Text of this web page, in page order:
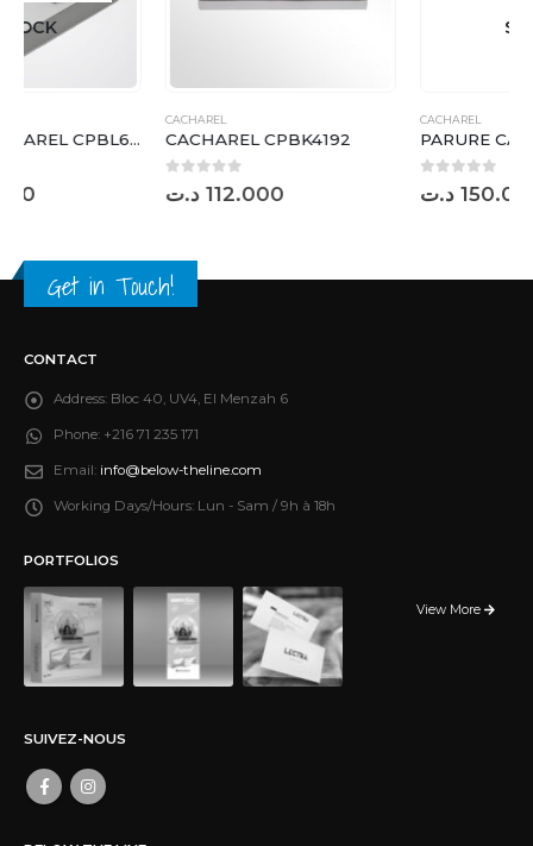
CACHAREL CPBK4192
0
د.ت
PARURE CACHAREL CPFK127
0د.ت
Get in Touch!
CONTACT
Address: Bloc 40, UV4, El Menzah 6
Phone: +216 71 235 171
Email: info@below-theline.com
Working Days/Hours: Lun - Sam / 9h à 18h
PORTFOLIOS
View More
SUIVEZ-NOUS